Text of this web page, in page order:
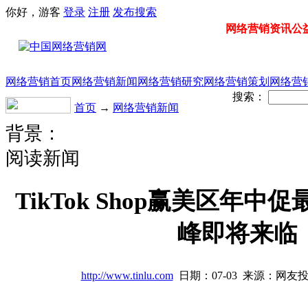
你好，游客 登录 注册 发布搜索
网络营销资讯公
网络营销首页网络营销新闻 网络营销研究网络营销策划 网络营
首页 → 网络营销新闻
搜索：
背景：
阅读新闻
TikTok Shop赢美区年中促
峰即将来临
http://www.tinlu.com日期：07-03 来源：网友